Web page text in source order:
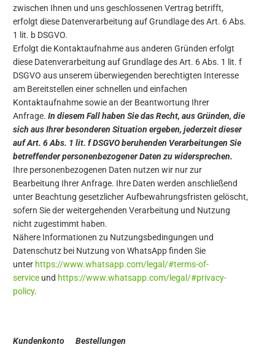
zwischen Ihnen und uns geschlossenen Vertrag betrifft,
erfolgt diese Datenverarbeitung auf Grundlage des Art. 6 Abs.
1 lit. b DSGVO.
Erfolgt die Kontaktaufnahme aus anderen Gründen erfolgt
diese Datenverarbeitung auf Grundlage des Art. 6 Abs. 1 lit. f
DSGVO aus unserem überwiegenden berechtigten Interesse
am Bereitstellen einer schnellen und einfachen
Kontaktaufnahme sowie an der Beantwortung Ihrer
Anfrage.In diesem Fall haben Sie das Recht, aus Gründen, die
sich aus Ihrer besonderen Situation ergeben, jederzeit dieser
auf Art. 6 Abs. 1 lit. f DSGVO beruhenden Verarbeitungen Sie
betreffender personenbezogener Daten zu widersprechen.
Ihre personenbezogenen Daten nutzen wir nur zur
Bearbeitung Ihrer Anfrage. Ihre Daten werden anschließend
unter Beachtung gesetzlicher Aufbewahrungsfristen gelöscht,
sofern Sie der weitergehenden Verarbeitung und Nutzung
nicht zugestimmt haben.
Nähere Informationen zu Nutzungsbedingungen und
Datenschutz bei Nutzung von WhatsApp finden Sie
unter https://www.whatsapp.com/legal/#terms-of-
service und https://www.whatsapp.com/legal/#privacy-
policy.
Kundenkonto Bestellungen